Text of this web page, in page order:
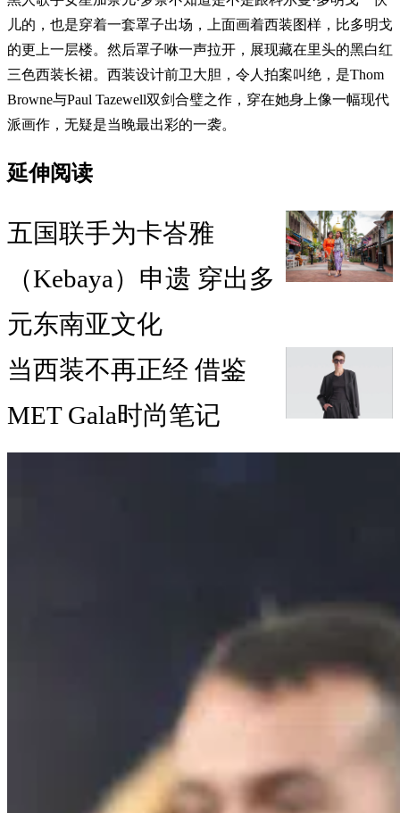
儿的，也是穿着一套罩子出场，上面画着西装图样，比多明戈
的更上一层楼。然后罩子咻一声拉开，展现藏在里头的黑白红
三色西装长裙。西装设计前卫大胆，令人拍案叫绝，是Thom
Browne与Paul Tazewell双剑合璧之作，穿在她身上像一幅现代
派画作，无疑是当晚最出彩的一袭。
延伸阅读
五国联手为卡峇雅
（Kebaya）申遗 穿出多
元东南亚文化
当西装不再正经 借鉴
MET Gala时尚笔记